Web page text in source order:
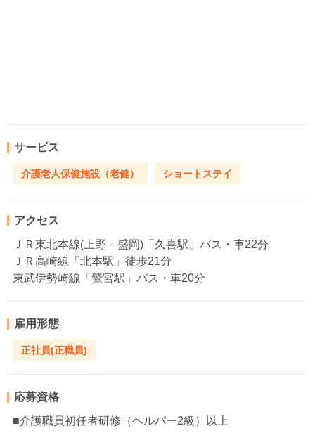
サービス
介護老人保健施設（老健） ショートステイ
アクセス
ＪＲ東北本線(上野－盛岡)「久喜駅」バス・車22分
ＪＲ高崎線「北本駅」徒歩21分
東武伊勢崎線「鷲宮駅」バス・車20分
雇用形態
正社員(正職員)
応募資格
■介護職員初任者研修（ヘルパー2級）以上